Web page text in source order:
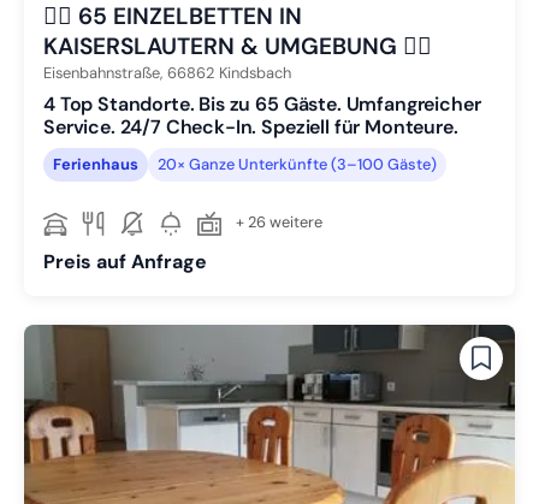
👷‍♂️ 65 EINZELBETTEN IN
KAISERSLAUTERN & UMGEBUNG 👷‍♂️
Eisenbahnstraße, 66862 Kindsbach
4 Top Standorte. Bis zu 65 Gäste. Umfangreicher
Service. 24/7 Check-In. Speziell für Monteure.
Ferienhaus 20× Ganze Unterkünfte (3–100 Gäste)
+ 26 weitere
Preis auf Anfrage